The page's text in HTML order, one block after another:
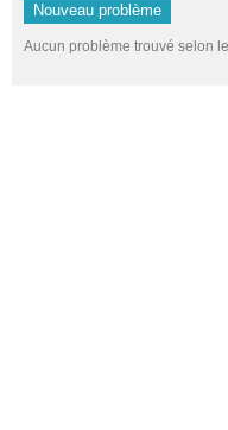
Nouveau problème
Aucun problème trouvé selon